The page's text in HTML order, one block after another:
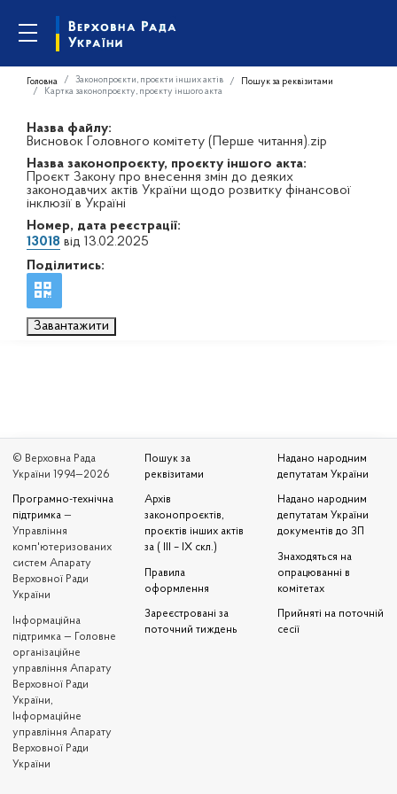
Головна Законопроєкти, проєкти інших актів
Пошук за реквізитами
Картка законопроєкту, проєкту іншого акта
Назва файлу:
Висновок Головного комітету (Перше читання).zip
Назва законопроєкту, проєкту іншого акта:
Проєкт Закону про внесення змін до деяких
законодавчих актів України щодо розвитку фінансової
інклюзії в Україні
Номер, дата реєстрації:
13018 від 13.02.2025
Поділитись:
Завантажити
© Верховна Рада
України 1994—2026
Програмно-технічна
підтримка —
Управління
комп'ютеризованих
систем Апарату
Верховної Ради
України
Iнформаційна
підтримка — Головне
організаційне
управління Апарату
Верховної Ради
України,
Інформаційне
управління Апарату
Верховної Ради
України
Пошук за
реквізитами
Архів
законопроєктів,
проєктів інших актів
за ( III – IX скл.)
Правила
оформлення
Зареєстровані за
поточний тиждень
Надано народним
депутатам України
Надано народним
депутатам України
документів до ЗП
Знаходяться на
опрацюванні в
комітетах
Прийняті на поточній
сесії